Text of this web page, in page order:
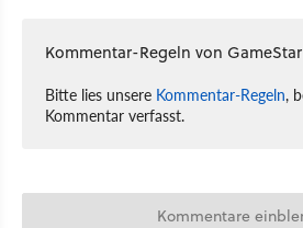
Kommentar-Regeln von GameStar
Bitte lies unsere Kommentar-Regeln,
Kommentar verfasst.
Kommentare